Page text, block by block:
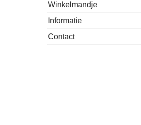
Winkelmandje
Informatie
Contact